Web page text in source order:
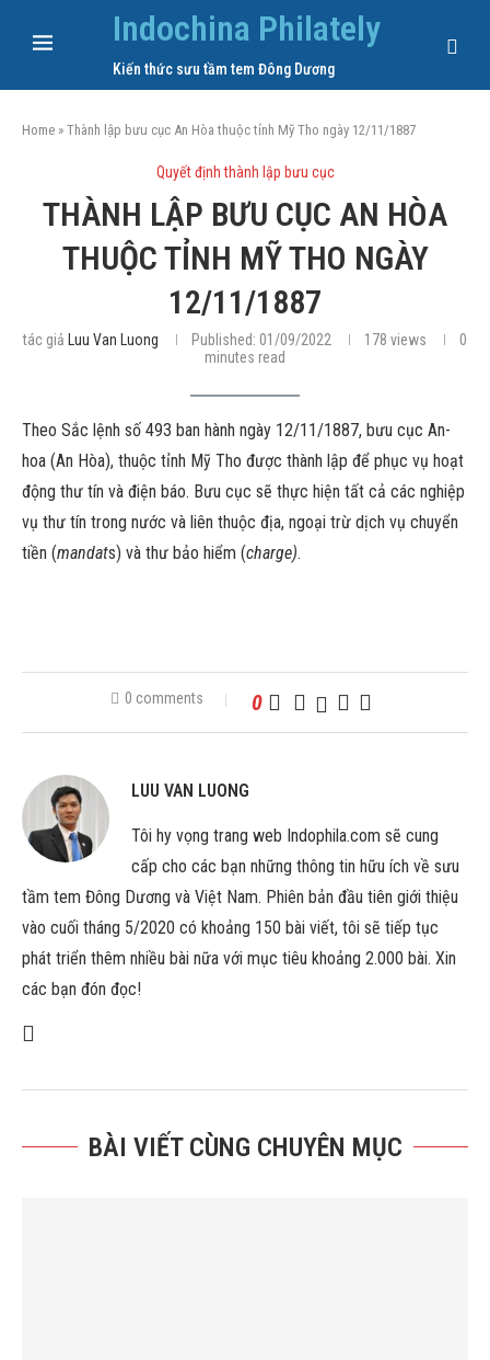
Indochina Philately
Kiến thức sưu tầm tem Đông Dương
Home » Thành lập bưu cục An Hòa thuộc tỉnh Mỹ Tho ngày 12/11/1887
Quyết định thành lập bưu cục
THÀNH LẬP BƯU CỤC AN HÒA
THUỘC TỈNH MỸ THO NGÀY
12/11/1887
tác giả Luu Van Luong Published: 01/09/2022 178 views
0
minutes read
Theo Sắc lệnh số 493 ban hành ngày 12/11/1887, bưu cục An-
hoa (An Hòa), thuộc tỉnh Mỹ Tho được thành lập để phục vụ hoạt
động thư tín và điện báo. Bưu cục sẽ thực hiện tất cả các nghiệp
vụ thư tín trong nước và liên thuộc địa, ngoại trừ dịch vụ chuyển
tiền (mandats) và thư bảo hiểm (charge).
0 comments 0
LUU VAN LUONG
Tôi hy vọng trang web Indophila.com sẽ cung
cấp cho các bạn những thông tin hữu ích về sưu
tầm tem Đông Dương và Việt Nam. Phiên bản đầu tiên giới thiệu
vào cuối tháng 5/2020 có khoảng 150 bài viết, tôi sẽ tiếp tục
phát triển thêm nhiều bài nữa với mục tiêu khoảng 2.000 bài. Xin
các bạn đón đọc!
BÀI VIẾT CÙNG CHUYÊN MỤC